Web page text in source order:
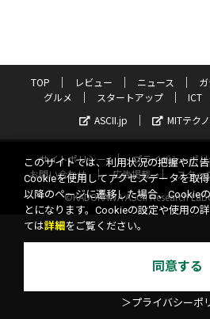
TOP レビュー ニュース
グルメ
スタートアップ ICT
ASCII.jp
MITテク
サイトポリシー プライバシーポ
お問い合わせ
広告掲載 スタッ
©KADOKAWA ASCII Research
このサイトでは、利用状況の把握や広告
Cookieを使用してアクセスデータを取
以降のページに遷移した場合、Cookie
とになります。Cookieの設定や使用の
ては詳細 をご覧ください。
同意する
＞プライバシーポ